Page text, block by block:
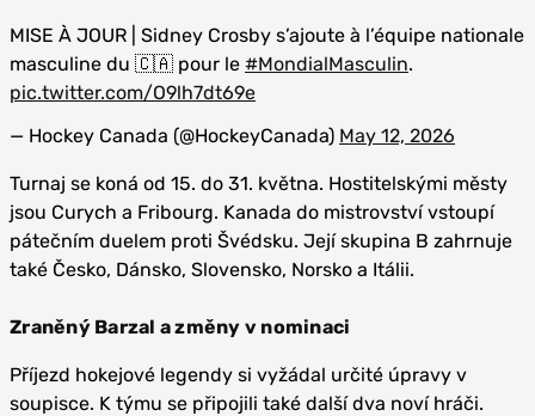
MISE À JOUR | Sidney Crosby s’ajoute à l’équipe nationale
masculine du 🇨🇦 pour le #MondialMasculin.
pic.twitter.com/O9lh7dt69e
— Hockey Canada (@HockeyCanada) May 12, 2026
Turnaj se koná od 15. do 31. května. Hostitelskými městy
jsou Curych a Fribourg. Kanada do mistrovství vstoupí
pátečním duelem proti Švédsku. Její skupina B zahrnuje
také Česko, Dánsko, Slovensko, Norsko a Itálii.
Zraněný Barzal a změny v nominaci
Příjezd hokejové legendy si vyžádal určité úpravy v
soupisce. K týmu se připojili také další dva noví hráči.